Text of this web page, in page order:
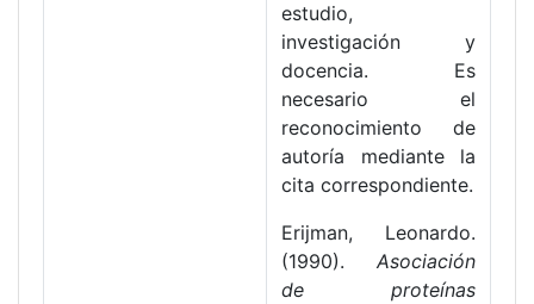
estudio,
investigación y
docencia. Es
necesario el
reconocimiento de
autoría mediante la
cita correspondiente.
Erijman, Leonardo.
(1990). Asociación
de proteínas